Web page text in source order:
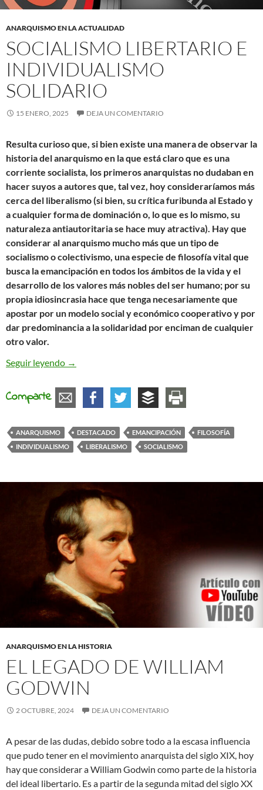
ANARQUISMO EN LA ACTUALIDAD
SOCIALISMO LIBERTARIO E
INDIVIDUALISMO
SOLIDARIO
15 ENERO, 2025 DEJA UN COMENTARIO
Resulta curioso que, si bien existe una manera de observar la
historia del anarquismo en la que está claro que es una
corriente socialista, los primeros anarquistas no dudaban en
hacer suyos a autores que, tal vez, hoy consideraríamos más
cerca del liberalismo (si bien, su crítica furibunda al Estado y
a cualquier forma de dominación o, lo que es lo mismo, su
naturaleza antiautoritaria se hace muy atractiva). Hay que
considerar al anarquismo mucho más que un tipo de
socialismo o colectivismo, una especie de filosofía vital que
busca la emancipación en todos los ámbitos de la vida y el
desarrollo de los valores más nobles del ser humano; por su
propia idiosincrasia hace que tenga necesariamente que
apostar por un modelo social y económico cooperativo y por
dar predominancia a la solidaridad por enciman de cualquier
otro valor.
Seguir leyendo Socialismo libertario e individualismo solidario
→
Comparte
ANARQUISMO DESTACADO EMANCIPACIÓN
FILOSOFÍA
INDIVIDUALISMO
LIBERALISMO SOCIALISMO
ANARQUISMO EN LA HISTORIA
EL LEGADO DE WILLIAM
GODWIN
2 OCTUBRE, 2024 DEJA UN COMENTARIO
A pesar de las dudas, debido sobre todo a la escasa influencia
que pudo tener en el movimiento anarquista del siglo XIX, hoy
hay que considerar a William Godwin como parte de la historia
del ideal libertario. Es a partir de la segunda mitad del siglo XX